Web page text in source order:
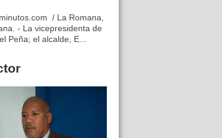
/ La Romana,
- La vicepresidenta de
Peña; el alcalde, E...